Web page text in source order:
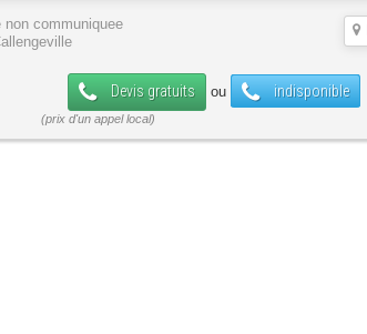
non communiquee
Devis gratuits ou indisponible